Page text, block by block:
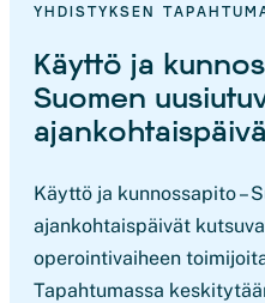
YHDISTYKSEN
Käyttö ja
Suomen
Käyttö ja kunnossapito –
ajankohtaispäivät
operointivaiheen
Tapahtumassa